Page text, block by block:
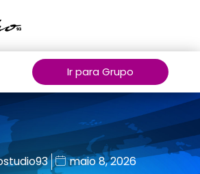
Ir para Grupo
maio 8, 2026